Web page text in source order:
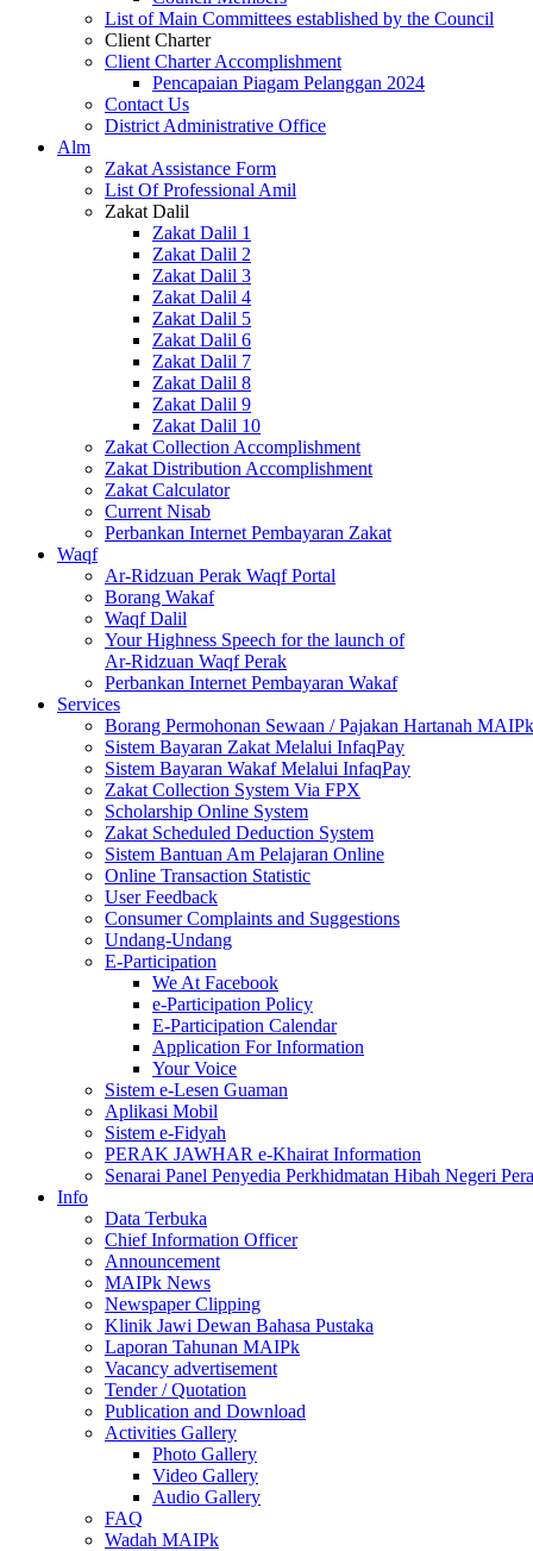
List of Main Committees established by the Council
Client Charter
Client Charter Accomplishment
Pencapaian Piagam Pelanggan 2024
Contact Us
District Administrative Office
Alm
Zakat Assistance Form
List Of Professional Amil
Zakat Dalil
Zakat Dalil 1
Zakat Dalil 2
Zakat Dalil 3
Zakat Dalil 4
Zakat Dalil 5
Zakat Dalil 6
Zakat Dalil 7
Zakat Dalil 8
Zakat Dalil 9
Zakat Dalil 10
Zakat Collection Accomplishment
Zakat Distribution Accomplishment
Zakat Calculator
Current Nisab
Perbankan Internet Pembayaran Zakat
Waqf
Ar-Ridzuan Perak Waqf Portal
Borang Wakaf
Waqf Dalil
Your Highness Speech for the launch of
Ar-Ridzuan Waqf Perak
Perbankan Internet Pembayaran Wakaf
Services
Borang Permohonan Sewaan / Pajakan Hartanah MAIPk
Sistem Bayaran Zakat Melalui InfaqPay
Sistem Bayaran Wakaf Melalui InfaqPay
Zakat Collection System Via FPX
Scholarship Online System
Zakat Scheduled Deduction System
Sistem Bantuan Am Pelajaran Online
Online Transaction Statistic
User Feedback
Consumer Complaints and Suggestions
Undang-Undang
E-Participation
We At Facebook
e-Participation Policy
E-Participation Calendar
Application For Information
Your Voice
Sistem e-Lesen Guaman
Aplikasi Mobil
Sistem e-Fidyah
PERAK JAWHAR e-Khairat Information
Senarai Panel Penyedia Perkhidmatan Hibah Negeri
Info
Data Terbuka
Chief Information Officer
Announcement
MAIPk News
Newspaper Clipping
Klinik Jawi Dewan Bahasa Pustaka
Laporan Tahunan MAIPk
Vacancy advertisement
Tender / Quotation
Publication and Download
Activities Gallery
Photo Gallery
Video Gallery
Audio Gallery
FAQ
Wadah MAIPk